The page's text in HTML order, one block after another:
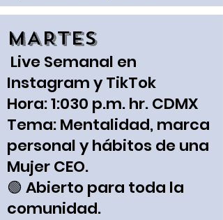
MARTES
Live Semanal en
Instagram y TikTok
Hora: 1:030 p.m. hr. CDMX
Tema: Mentalidad, marca
personal y hábitos de una
Mujer CEO.
🟢 Abierto para toda la
comunidad.